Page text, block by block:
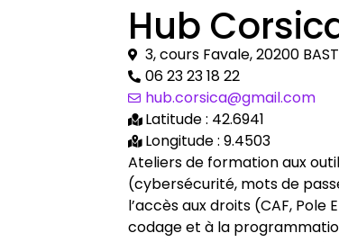
Hub
3, cours Favale, 20200
06 23 23 18 22
hub.corsica@gmail.com
Latitude : 42.6941
Longitude : 9.4503
Ateliers de formation aux
(cybersécurité, mots de
l’accès aux droits (CAF,
codage et à la